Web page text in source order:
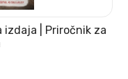
izdaja | Priročnik za